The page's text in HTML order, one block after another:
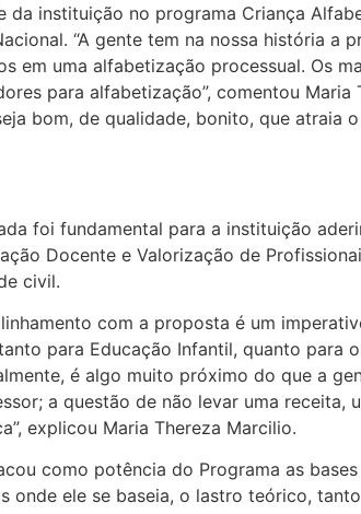
instituição no programa Criança
“A gente tem na nossa história a
em uma alfabetização processual. Os
para alfabetização”, comentou
bom, de qualidade, bonito, que atraia
foi fundamental para a instituição
Docente e Valorização de
civil.
com a proposta é um
para Educação Infantil, quanto para
é algo muito próximo do que a
a questão de não levar uma receita,
explicou Maria Thereza Marcilio.
como potência do Programa as
onde ele se baseia, o lastro teórico,